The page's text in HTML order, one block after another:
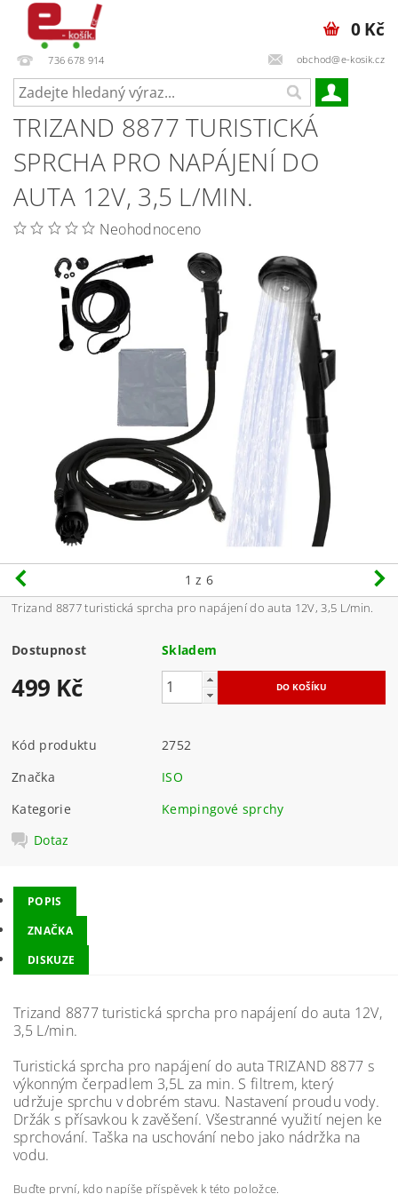
736 678 914 obchod@e-kosik.cz
0 Kč
TRIZAND 8877 TURISTICKÁ
SPRCHA PRO NAPÁJENÍ DO
AUTA 12V, 3,5 L/MIN.
Neohodnoceno
1 z 6
Trizand 8877 turistická sprcha pro napájení do auta 12V, 3,5 L/min.
Dostupnost Skladem
499 Kč
Kód produktu
2752
Značka
ISO
Kategorie
Kempingové sprchy
Dotaz
POPIS
ZNAČKA
DISKUZE
Trizand 8877 turistická sprcha pro napájení do auta 12V,
3,5 L/min.
Turistická sprcha pro napájení do auta TRIZAND 8877 s
výkonným čerpadlem 3,5L za min. S filtrem, který
udržuje sprchu v dobrém stavu. Nastavení proudu vody.
Držák s přísavkou k zavěšení. Všestranné využití nejen ke
sprchování. Taška na uschování nebo jako nádržka na
vodu.
Buďte první, kdo napíše příspěvek k této položce.